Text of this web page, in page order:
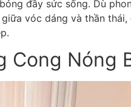
đầy sức sống. Dù
vóc dáng và thần
Cong Nóng